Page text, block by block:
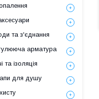
та з'єднання
арматура
та ізоляція
для душу